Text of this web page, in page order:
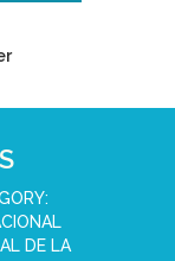
DE LA